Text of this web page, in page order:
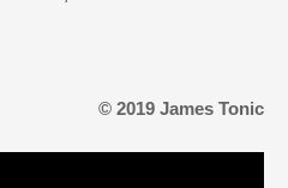
© 2019 James Tonic